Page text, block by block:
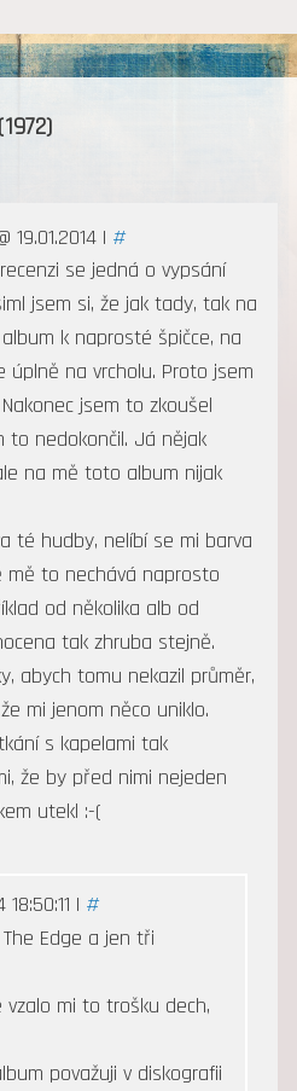
19.01.2014 | #
se jedná o vypsání
jsem si, že jak tady, tak na
k naprosté špičce, na
úplně na vrcholu. Proto jsem
jsem to zkoušel
to nedokončil. Já nějak
na mě toto album nijak
té hudby, nelíbí se mi barva
mě to nechává naprosto
od několika alb od
tak zhruba stejně.
abych tomu nekazil průměr,
mi jenom něco uniklo.
s kapelami tak
že by před nimi nejeden
utekl :-(
| #
The Edge a jen tři
vzalo mi to trošku dech,
považuji v diskografii